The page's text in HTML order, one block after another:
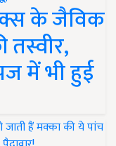
के जैविक
तस्वीर,
में भी हुई